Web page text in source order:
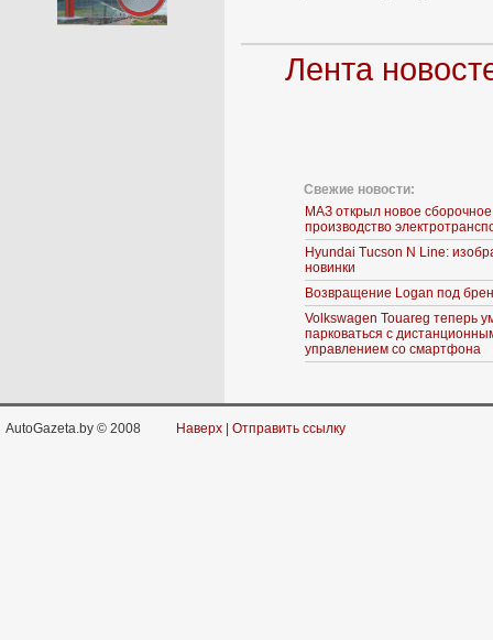
Лента
Свежие новости:
МАЗ открыл новое сборочное
производство
Hyundai Tucson N Line:
новинки
Возвращение Logan под
Volkswagen Touareg теперь
парковаться с
управлением со смартфона
AutoGazeta.by © 2008 Наверх Отправить ссылку